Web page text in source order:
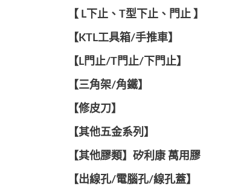
【 L下止、T型下止、門止 】
【KTL工具箱/手推車】
【L門止/T門止/下門止】
【三角架/角鐵】
【修皮刀】
【其他五金系列】
【其他膠類】矽利康 萬用膠
【出線孔/電腦孔/線孔蓋】